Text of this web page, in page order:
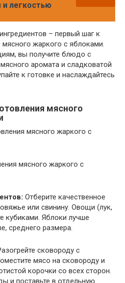
и легкостью
– первый шаг к
мясного жаркого с яблоками.
вы получите блюдо с
аромата и сладковатой
к готовке и наслаждайтесь
мясного
мясного жаркого с
Отберите качественное
или свинину. Овощи (лук,
кубиками. Яблоки лучше
среднего размера.
сковороду с
мясо на сковороду и
корочки со всех сторон.
и поставьте в отдельную